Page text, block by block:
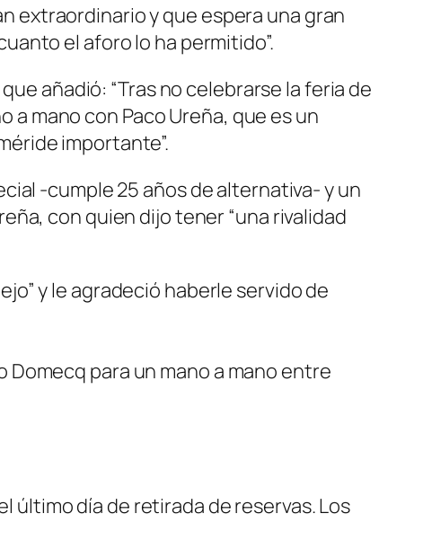
extraordinario y que espera una gran
el aforo lo ha permitido”.
añadió: “Tras no celebrarse la feria de
a mano con Paco Ureña, que es un
importante”.
-cumple 25 años de alternativa- y un
con quien dijo tener “una rivalidad
y le agradeció haberle servido de
para un mano a mano entre
último día de retirada de reservas. Los